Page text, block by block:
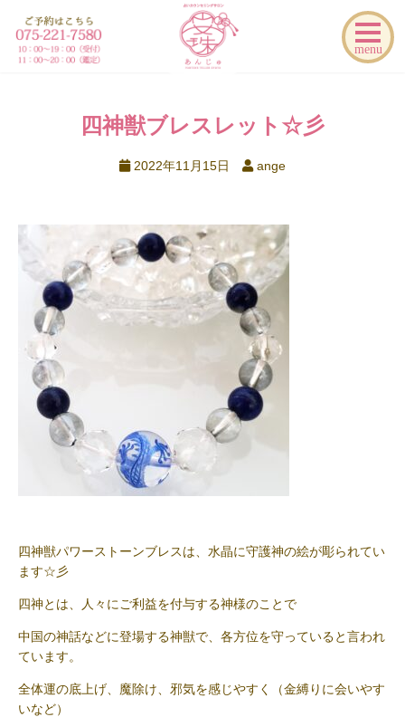
menu
四神獣ブレスレット☆彡
2022年11月15日 ange
四神獣パワーストーンブレスは、水晶に守護神の絵が彫られてい
ます☆彡
四神とは、人々にご利益を付与する神様のことで
中国の神話などに登場する神獣で、各方位を守っていると言われ
ています。
全体運の底上げ、魔除け、邪気を感じやすく（金縛りに会いやす
いなど）